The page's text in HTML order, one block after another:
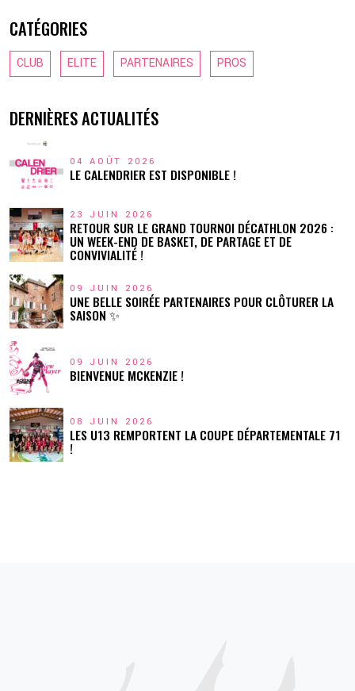
CATÉGORIES
CLUB ELITE PARTENAIRES PROS
DERNIÈRES ACTUALITÉS
04 AOÛT 2026
LE CALENDRIER EST DISPONIBLE !
23 JUIN 2026
RETOUR SUR LE GRAND TOURNOI DÉCATHLON 2026 :
UN WEEK-END DE BASKET, DE PARTAGE ET DE
CONVIVIALITÉ !
09 JUIN 2026
UNE BELLE SOIRÉE PARTENAIRES POUR CLÔTURER LA
SAISON ✨
09 JUIN 2026
BIENVENUE MCKENZIE !
08 JUIN 2026
LES U13 REMPORTENT LA COUPE DÉPARTEMENTALE 71
!